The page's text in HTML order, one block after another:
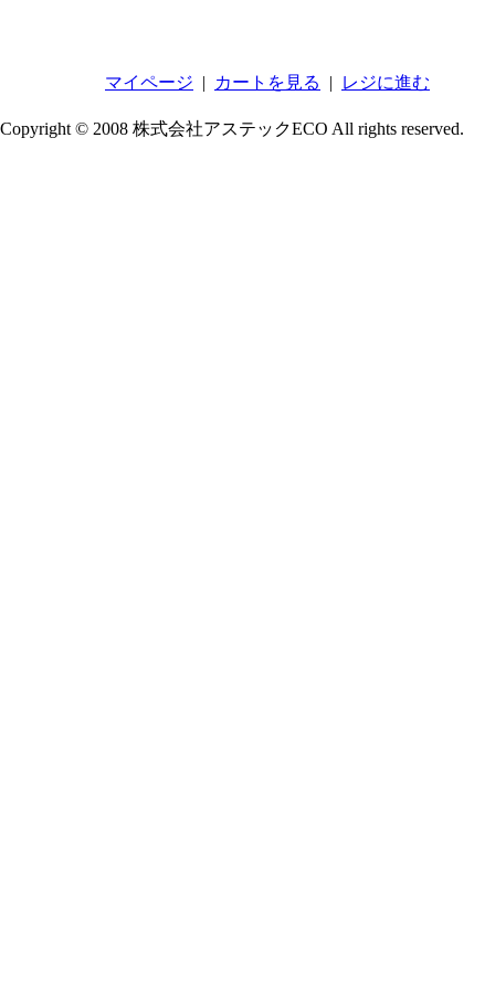
マイページ | カートを見る | レジに進む
Copyright © 2008 株式会社アステックECO All rights reserved.